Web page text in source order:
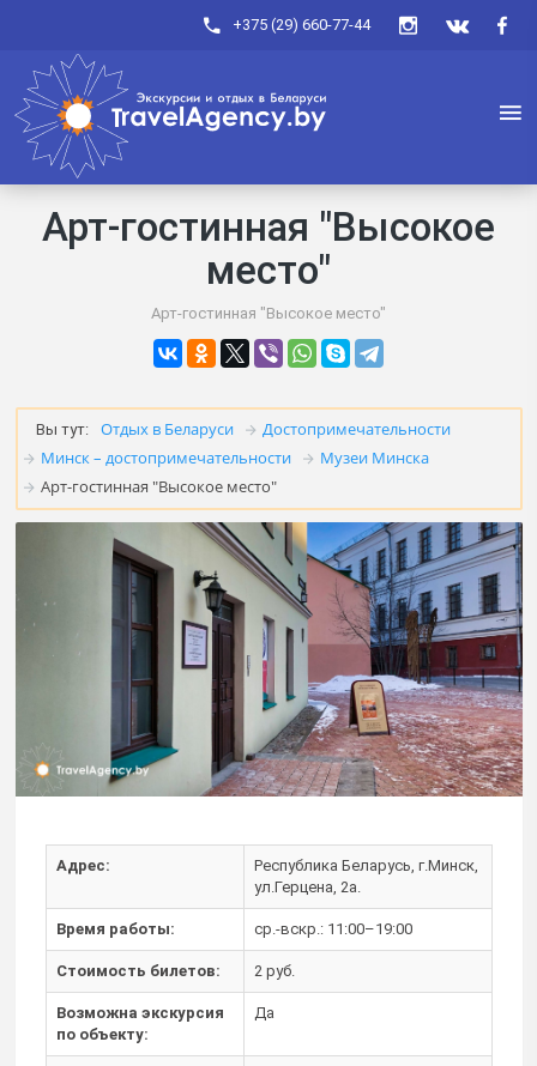
+375 (29) 660-77-44
Арт-гостинная "Высокое
место"
Арт-гостинная "Высокое место"
Вы тут: Отдых в Беларуси
Достопримечательности
Минск – достопримечательности
Музеи Минска
Арт-гостинная "Высокое место"
Адрес:
Республика Беларусь, г.Минск,
ул.Герцена, 2а.
Время работы: ср.-вскр.: 11:00–19:00
Стоимость билетов: 2 руб.
Возможна экскурсия
по объекту:
Да